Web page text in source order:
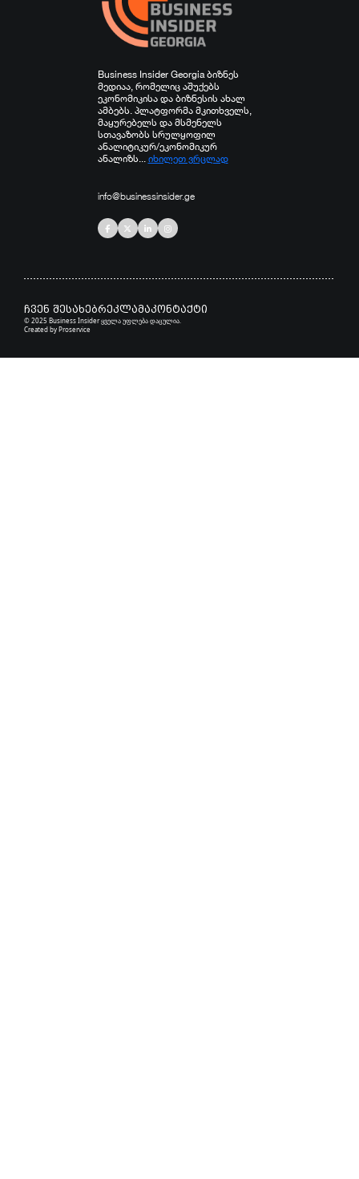
Business Insider Georgia ბიზნეს
მედიაა, რომელიც აშუქებს
ეკონომიკისა და ბიზნესის ახალ
ამბებს. პლატფორმა მკითხველს,
მაყურებელს და მსმენელს
სთავაზობს სრულყოფილ
ანალიტიკურ/ეკონომიკურ
ანალიზს... იხილეთ ვრცლად
info@businessinsider.ge
ჩვენ შესახებრეკლამაკონტაქტი
© 2025 Business Insider ყველა უფლება დაცულია.
Created byProservice